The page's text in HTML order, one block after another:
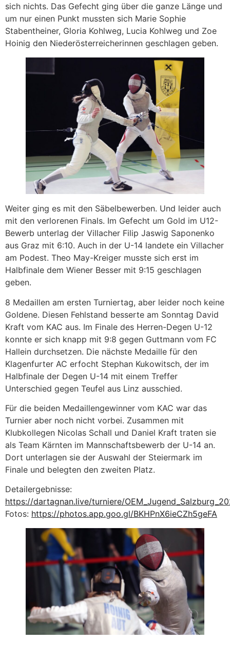
sich nichts. Das Gefecht ging über die ganze Länge und
um nur einen Punkt mussten sich Marie Sophie
Stabentheiner, Gloria Kohlweg, Lucia Kohlweg und Zoe
Hoinig den Niederösterreicherinnen geschlagen geben.
Weiter ging es mit den Säbelbewerben. Und leider auch
mit den verlorenen Finals. Im Gefecht um Gold im U12-
Bewerb unterlag der Villacher Filip Jaswig Saponenko
aus Graz mit 6:10. Auch in der U-14 landete ein Villacher
am Podest. Theo May-Kreiger musste sich erst im
Halbfinale dem Wiener Besser mit 9:15 geschlagen
geben.
8 Medaillen am ersten Turniertag, aber leider noch keine
Goldene. Diesen Fehlstand besserte am Sonntag David
Kraft vom KAC aus. Im Finale des Herren-Degen U-12
konnte er sich knapp mit 9:8 gegen Guttmann vom FC
Hallein durchsetzen. Die nächste Medaille für den
Klagenfurter AC erfocht Stephan Kukowitsch, der im
Halbfinale der Degen U-14 mit einem Treffer
Unterschied gegen Teufel aus Linz ausschied.
Für die beiden Medaillengewinner vom KAC war das
Turnier aber noch nicht vorbei. Zusammen mit
Klubkollegen Nicolas Schall und Daniel Kraft traten sie
als Team Kärnten im Mannschaftsbewerb der U-14 an.
Dort unterlagen sie der Auswahl der Steiermark im
Finale und belegten den zweiten Platz.
Detailergebnisse:
https://dartagnan.live/turniere/
Fotos: https://photos.app.goo.gl/BKHPnX6ieCZh5geFA